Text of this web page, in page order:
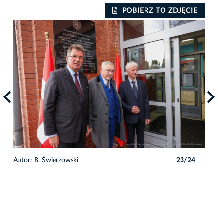
POBIERZ TO ZDJĘCIE
Autor: B. Świerzowski 23/24